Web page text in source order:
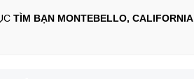
TÌM BẠN MONTEBELLO, CALIFORNIA